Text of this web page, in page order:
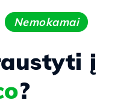
Nemokamai
į
?